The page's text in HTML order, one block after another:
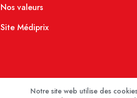
Nos valeurs
Site Médiprix
Notre site web utilise des